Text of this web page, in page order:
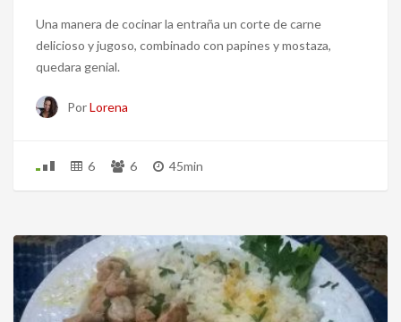
Una manera de cocinar la entraña un corte de carne
delicioso y jugoso, combinado con papines y mostaza,
quedara genial.
PorLorena
6 6 45min